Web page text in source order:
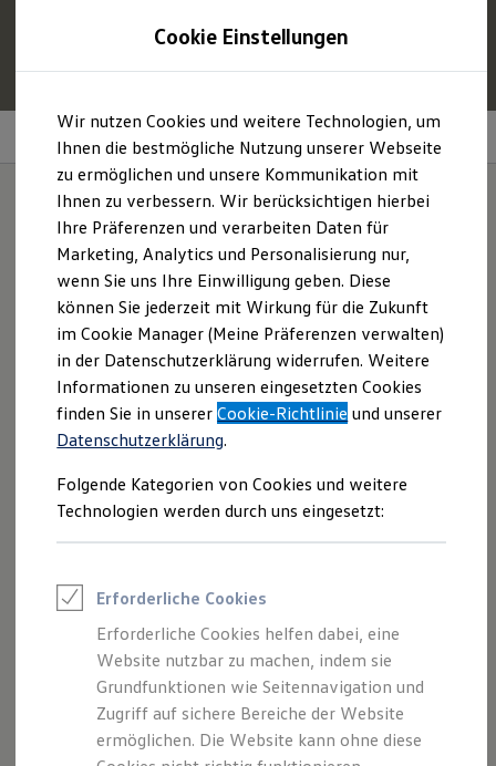
Hauptinhalt
springen
Footer
springen
Profitieren Sie von bis zu6.000 € 1
VolkswagenID. oder
Hybridmodelle.
Mehr zur E‑Auto-Förderung
Modelle und Konfigurator
Konfigurator
Modelle vergleichen
Konfiguration laden
Autosuche
Elektroautos
ENERGY Sondermodelle
Nutzfahrzeuge
SUV und CUV
Familienautos
Kombis
Kompaktwagen
Sportwagen
Schnell verfügbare Fahrzeuge
Angebote und Produkte
Aktuelle Angebote
E-Auto-Förderung
Volkswagen Marktplatz
Elektromobilität bei Gebrauchtwagen
Saisonangebote
Reifenpakete
Leasing
Leasing-Angebote
Gebrauchtwagen Leasing
Junge Gebrauchtwagen-Leasing
Elektroauto Leasing
4MOTION Dualmotor Allradantrieb
Vier gewinnt.
Cookie Einstellungen
Wir nutzen Cookies und weitere Technologien, um
Ihnen die bestmögliche Nutzung unserer Webseite
zu ermöglichen und unsere Kommunikation mit
Ihnen zu verbessern. Wir berücksichtigen hierbei
Ihre Präferenzen und verarbeiten Daten für
Marketing, Analytics und Personalisierung nur,
wenn Sie uns Ihre Einwilligung geben. Diese
können Sie jederzeit mit Wirkung für die Zukunft
im Cookie Manager (Meine Präferenzen verwalten)
in der Datenschutzerklärung widerrufen. Weitere
Informationen zu unseren eingesetzten Cookies
finden Sie in unsererCookie-Richtlinie und unserer
Datenschutzerklärung.
Folgende Kategorien von Cookies und weitere
Technologien werden durch uns eingesetzt:
Erforderliche Cookies
Erforderliche Cookies helfen dabei, eine
Website nutzbar zu machen, indem sie
Grundfunktionen wie Seitennavigation und
Zugriff auf sichere Bereiche der Website
ermöglichen. Die Website kann ohne diese